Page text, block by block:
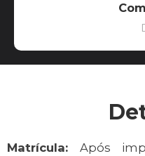
Matrícula: Após